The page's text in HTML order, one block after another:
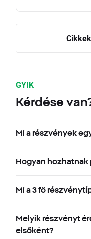
GYIK
Kérdése
Mi a részvények
Hogyan hozhatnak
Mi a 3 fő
Melyik részvényt
elsőként?